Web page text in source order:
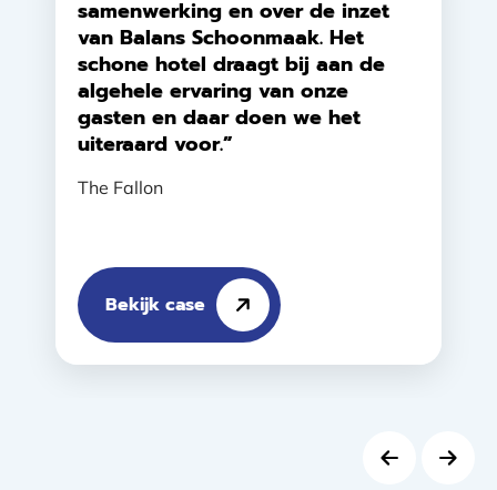
samenwerking en over de inzet
van Balans Schoonmaak. Het
schone hotel draagt bij aan de
algehele ervaring van onze
gasten en daar doen we het
uiteraard voor.”
The Fallon
Bekijk case